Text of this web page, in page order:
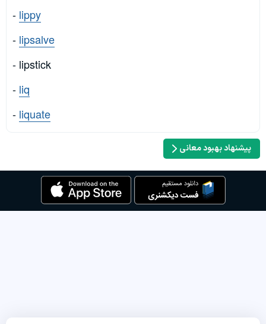
- lippy
- lipsalve
- lipstick
- liq
- liquate
پیشنهاد بهبود معانی